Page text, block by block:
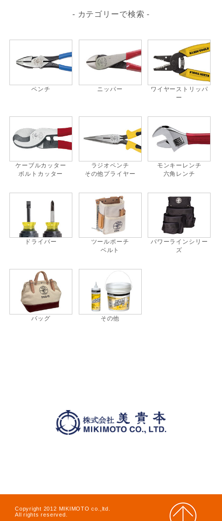
- カテゴリーで検索 -
ペンチ ニッパー
ワイヤーストリッパ
ー
ケーブルカッター
ボルトカッター
ラジオペンチ
その他プライヤー
モンキーレンチ
六角レンチ
ドライバー
ツールポーチ
ベルト
パワーラインシリー
ズ
バッグ その他
Copyright 2012 MIKIMOTO co.,ltd.
All rights reserved.